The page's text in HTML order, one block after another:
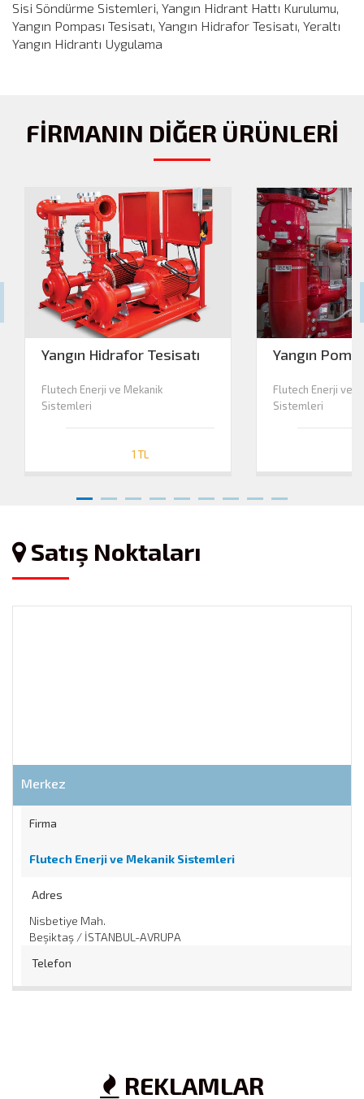
Sisi Söndürme Sistemleri, Yangın Hidrant Hattı Kurulumu,
Yangın Pompası Tesisatı, Yangın Hidrafor Tesisatı, Yeraltı
Yangın Hidrantı Uygulama
FİRMANIN DİĞER ÜRÜNLERİ
Yangın Hidrafor Tesisatı
Flutech Enerji ve Mekanik
Sistemleri
1 TL
Yangın
Flutech Enerji ve
Sistemleri
Satış Noktaları
Merkez
Firma
Flutech Enerji ve Mekanik Sistemleri
Adres
Nisbetiye Mah.
Beşiktaş / İSTANBUL-AVRUPA
Telefon
REKLAMLAR